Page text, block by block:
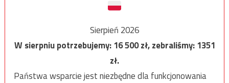
Sierpień 2026
W sierpniu potrzebujemy:16 500zł, zebraliśmy:1351
zł.
Państwa wsparcie jest niezbędne dla funkcjonowania